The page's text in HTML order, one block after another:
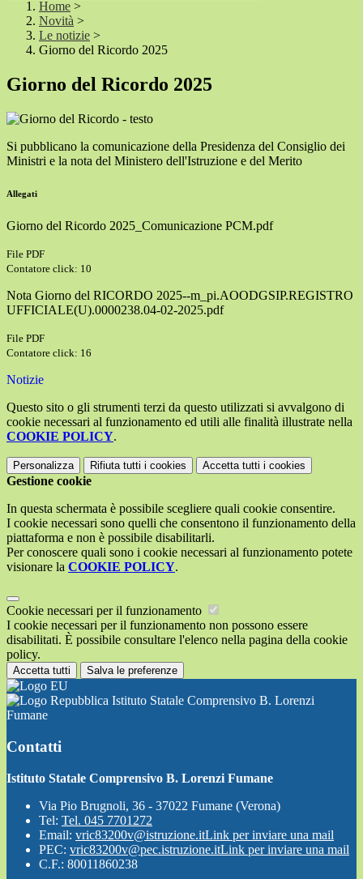
Home >
Novità >
Le notizie >
Giorno del Ricordo 2025
Giorno del Ricordo 2025
Si pubblicano la comunicazione della Presidenza del Consiglio dei
Ministri e la nota del Ministero dell'Istruzione e del Merito
Allegati
Giorno del Ricordo 2025_Comunicazione PCM.pdf
File PDF
Contatore click: 10
Nota Giorno del RICORDO 2025--m_pi.AOODGSIP.REGISTRO
UFFICIALE(U).0000238.04-02-2025.pdf
File PDF
Contatore click: 16
Notizie
Questo sito o gli strumenti terzi da questo utilizzati si avvalgono di
cookie necessari al funzionamento ed utili alle finalità illustrate nella
COOKIE POLICY.
Personalizza Rifiuta tutti i cookies Accetta tutti i cookies
Gestione cookie
In questa schermata è possibile scegliere quali cookie consentire.
I cookie necessari sono quelli che consentono il funzionamento della
piattaforma e non è possibile disabilitarli.
Per conoscere quali sono i cookie necessari al funzionamento potete
visionare la COOKIE POLICY.
Cookie necessari per il funzionamento
I cookie necessari per il funzionamento non possono essere
disabilitati. È possibile consultare l'elenco nella pagina della cookie
policy.
Accetta tutti Salva le preferenze
Istituto Statale Comprensivo B. Lorenzi
Fumane
Contatti
Istituto Statale Comprensivo B. Lorenzi Fumane
Via Pio Brugnoli, 36 - 37022 Fumane (Verona)
Tel: Tel. 045 7701272
Email: vric83200v@istruzione.itLink per inviare una mail
PEC: vric83200v@pec.istruzione.itLink per inviare una mail
C.F.: 80011860238